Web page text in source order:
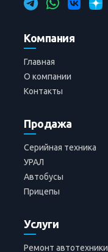
Компания
Главная
О компании
Контакты
Продажа
Серийная техника
УРАЛ
Автобусы
Прицепы
Услуги
Ремонт автотехники